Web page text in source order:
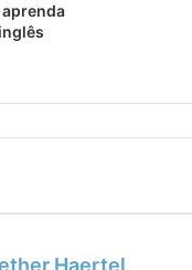
Haertel